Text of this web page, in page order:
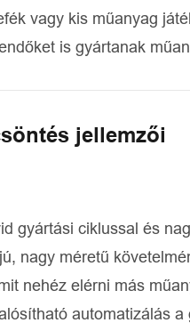
vagy kis műanyag
is gyártanak
jellemzői
gyártási ciklussal és
nagy méretű
nehéz elérni más
automatizálás